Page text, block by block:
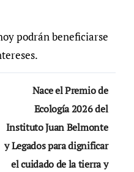
podrán beneficiarse
Nace el Premio de
Ecología 2026 del
Instituto Juan Belmonte
y Legados para dignificar
el cuidado de la tierra y